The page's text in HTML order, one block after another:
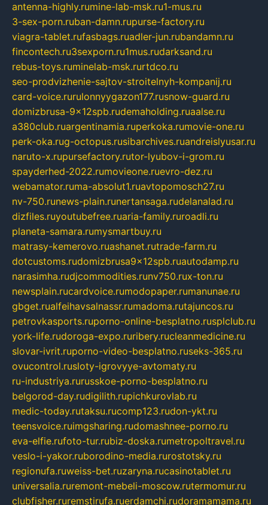
antenna-highly.rumine-lab-msk.ru1-mus.ru
3-sex-porn.ruban-damn.rupurse-factory.ru
viagra-tablet.rufasbags.ruadler-jun.rubandamn.ru
fincontech.ru3sexporn.ru1mus.rudarksand.ru
rebus-toys.ruminelab-msk.rurtdco.ru
seo-prodvizhenie-sajtov-stroitelnyh-kompanij.ru
card-voice.rurulonnyygazon177.rusnow-guard.ru
domizbrusa-9x12spb.rudemaholding.ruaalse.ru
a380club.ruargentinamia.ruperkoka.rumovie-one.ru
perk-oka.rug-octopus.rusibarchives.ruandreislyusar.ru
naruto-x.rupursefactory.rutor-lyubov-i-grom.ru
spayderhed-2022.rumovieone.ruevro-dez.ru
webamator.ruma-absolut1.ruavtopomosch27.ru
nv-750.runews-plain.runertansaga.rudelanalad.ru
dizfiles.ruyoutubefree.ruaria-family.ruroadli.ru
planeta-samara.rumysmartbuy.ru
matrasy-kemerovo.ruashanet.rutrade-farm.ru
dotcustoms.rudomizbrusa9x12spb.ruautodamp.ru
narasimha.rudjcommodities.runv750.rux-ton.ru
newsplain.rucardvoice.rumodopaper.rumanunae.ru
gbget.rualfeihavsalnassr.rumadoma.rutajuncos.ru
petrovkasports.ruporno-online-besplatno.rusplclub.ru
york-life.rudoroga-expo.ruribery.rucleanmedicine.ru
slovar-ivrit.ruporno-video-besplatno.ruseks-365.ru
ovucontrol.rusloty-igrovyye-avtomaty.ru
ru-industriya.rurusskoe-porno-besplatno.ru
belgorod-day.rudigilith.rupichkurovlab.ru
medic-today.rutaksu.rucomp123.rudon-ykt.ru
teensvoice.ruimgsharing.rudomashnee-porno.ru
eva-elfie.rufoto-tur.rubiz-doska.rumetropoltravel.ru
veslo-i-yakor.ruborodino-media.rurostotsky.ru
regionufa.ruweiss-bet.ruzaryna.rucasinotablet.ru
universalia.ruremont-mebeli-moscow.rutermomur.ru
clubfisher.ruremstirufa.ruerdamchi.rudoramamama.ru